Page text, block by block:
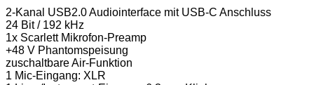
2-Kanal USB2.0 Audiointerface mit USB-C Anschluss
24 Bit / 192 kHz
1x Scarlett Mikrofon-Preamp
+48 V Phantomspeisung
zuschaltbare Air-Funktion
1 Mic-Eingang: XLR